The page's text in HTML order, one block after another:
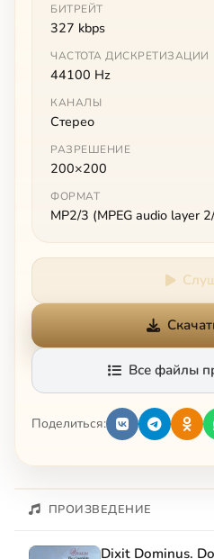
БИТРЕЙТ
327 kbps
ЧАСТОТА ДИСКРЕТИЗАЦИИ
44100 Hz
КАНАЛЫ
Стерео
РАЗРЕШЕНИЕ
200×200
ФОРМАТ
MP2/3 (MPEG audio layer
Все файлы
Поделиться:
ПРОИЗВЕДЕНИЕ
Dixit Dominus.